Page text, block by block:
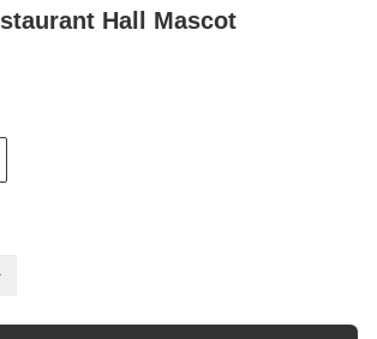
Hall Mascot